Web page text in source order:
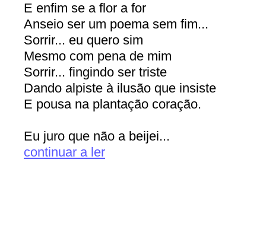
E enfim se a flor a for
Anseio ser um poema sem fim...
Sorrir... eu quero sim
Mesmo com pena de mim
Sorrir... fingindo ser triste
Dando alpiste à ilusão que insiste
E pousa na plantação coração.
Eu juro que não a beijei...
continuar a ler